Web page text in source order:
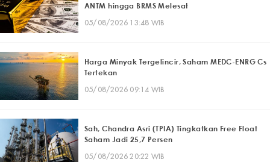
ANTM hingga BRMS Melesat
05/08/2026 13:48 WIB
Harga Minyak Tergelincir, Saham MEDC-ENRG Cs
Tertekan
05/08/2026 09:14 WIB
Sah, Chandra Asri (TPIA) Tingkatkan Free Float
Saham Jadi 25,7 Persen
05/08/2026 20:22 WIB